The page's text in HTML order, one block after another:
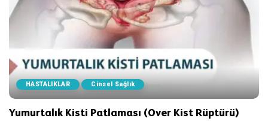
HASTALIKLAR Cinsel Sağlık
Yumurtalık Kisti Patlaması (Over Kist Rüptürü)